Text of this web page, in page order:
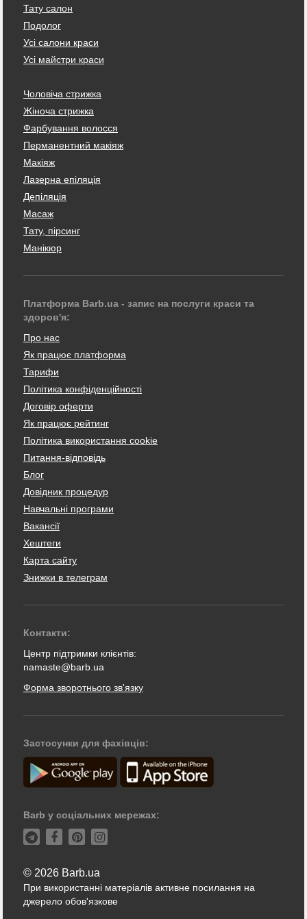
Тату салон
Подолог
Усі салони краси
Усі майстри краси
Чоловіча стрижка
Жіноча стрижка
Фарбування волосся
Перманентний макіяж
Макіяж
Лазерна епіляція
Депіляція
Масаж
Тату, пірсинг
Манікюр
Платформа Barb.ua - запис на послуги краси та
здоров'я:
Про нас
Як працює платформа
Тарифи
Політика конфіденційності
Договір оферти
Як працює рейтинг
Політика використання cookie
Питання-відповідь
Блог
Довідник процедур
Навчальні програми
Вакансії
Хештеги
Карта сайту
Знижки в телеграм
Контакти:
Центр підтримки клієнтів:
namaste@barb.ua
Форма зворотнього зв'язку
Застосунки для фахівців:
Barb у соціальних мережах:
© 2026 Barb.ua
При використанні матеріалів активне посилання на
джерело обов'язкове